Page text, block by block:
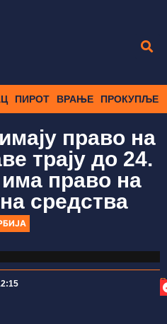
ПИРОТ ВРАЊЕ ПРОКУПЉЕ
право на
трају до 24.
има право на
средства